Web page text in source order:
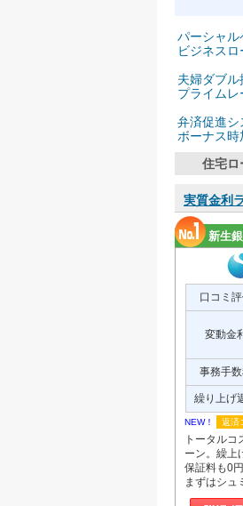
パーシャル
ビジネスロ
夫婦ダブル
プライムレ
弁済促進シ
ボーナス時
住宅ロ
実質金利
新生
口コミ
変動金
事務手
繰り上げ
NEW！ 返済
トータルコ
ーン。繰上
保証料も0円
まずはシュ